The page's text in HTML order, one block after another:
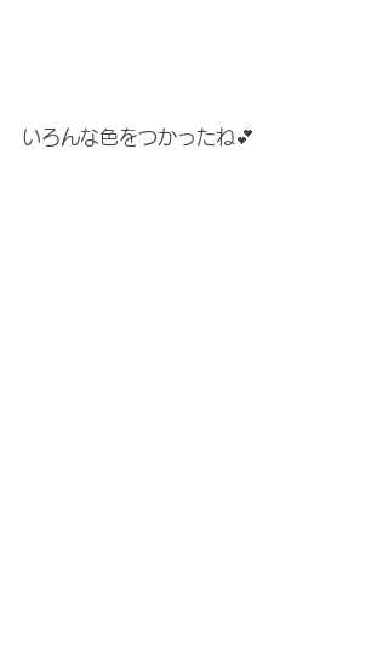
いろんな色をつかったね💕